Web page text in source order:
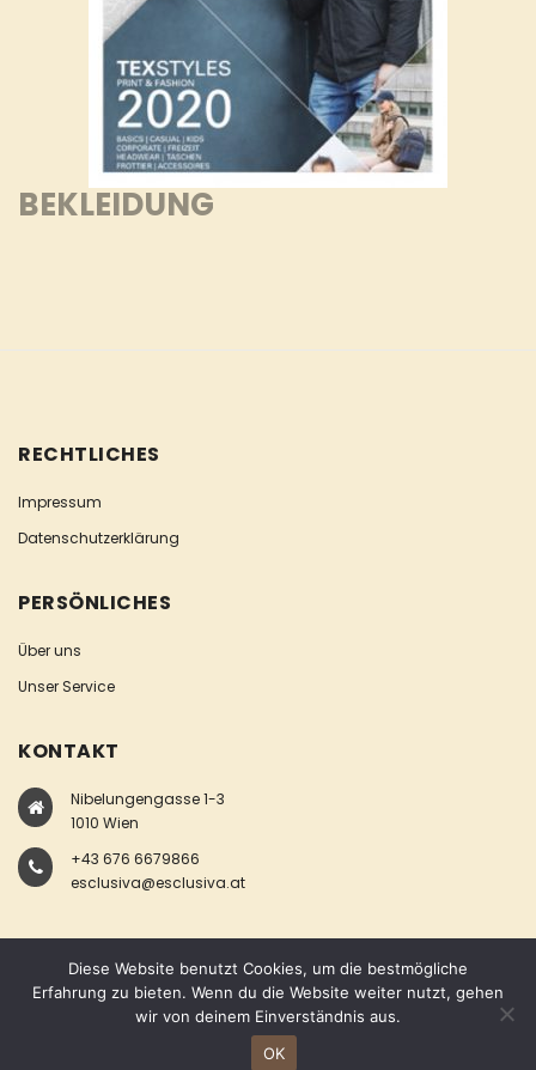
BEKLEIDUNG
RECHTLICHES
Impressum
Datenschutzerklärung
PERSÖNLICHES
Über uns
Unser Service
KONTAKT
Nibelungengasse 1-3
1010 Wien
+43 676 6679866
esclusiva@esclusiva.at
COPYRIGHT © ESCLUSIVA
Diese Website benutzt Cookies, um die bestmögliche
Erfahrung zu bieten. Wenn du die Website weiter nutzt, gehen
wir von deinem Einverständnis aus.
OK